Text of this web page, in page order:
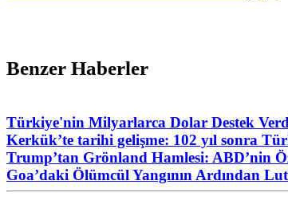
Benzer Haberler
Türkiye'nin Milyarlarca Dolar Destek
Kerkük’te tarihi gelişme: 102 yıl sonra
Trump’tan Grönland Hamlesi: ABD’nin
Goa’daki Ölümcül Yangının Ardından